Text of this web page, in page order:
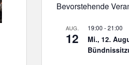
Bevorstehende
AUG.
12
19:00 -21:00
Mi., 12.